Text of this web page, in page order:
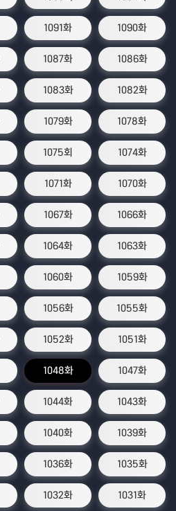
1091화 1090화
1087화 1086화
1083화 1082화
1079화 1078화
1075회 1074화
1071화 1070화
1067화 1066화
1064화 1063화
1060화 1059화
1056화 1055화
1052화 1051화
1048화 1047화
1044화 1043화
1040화 1039화
1036화 1035화
1032화 1031화